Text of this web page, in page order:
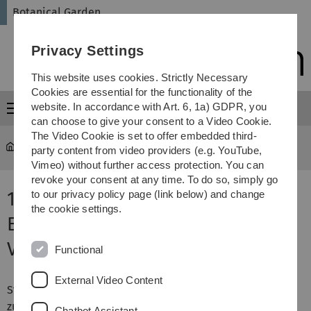
Skip
Skip
Skip
Skip
Botanical Garden
Menu
Botanical Garden ... Anwendungsgebiet 1
1. Nervosität,
Einschlafstörungen, depressive
Verstimmungen
Stress und Reizüberflutung, Ärger oder ständig
zunehmende Leistungsanforderungen führen zu einer
Privacy Settings
This website uses cookies. Strictly Necessary
Cookies are essential for the functionality of the
website. In accordance with Art. 6, 1a) GDPR, you
can choose to give your consent to a Video Cookie.
The Video Cookie is set to offer embedded third-
party content from video providers (e.g. YouTube,
Vimeo) without further access protection. You can
revoke your consent at any time. To do so, simply go
to our privacy policy page (link below) and change
the cookie settings.
Functional
External Video Content